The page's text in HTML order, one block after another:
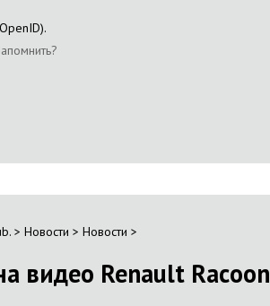
> Новости > Новости >
видео Renault Racoon